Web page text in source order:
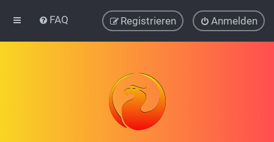
FAQ Anmelden
Registrieren